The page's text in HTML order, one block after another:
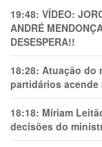
19:48: VÍDEO:
ANDRÉ
DESESPERA!!
18:28: Atuação do
partidários acende
18:18: Míriam
decisões do